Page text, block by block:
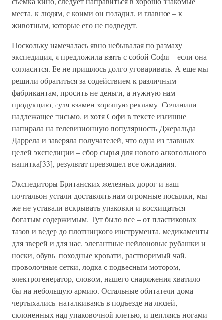
места, к людям, с коими он поладил, и главное – к
животным, которые его не подведут.
Поскольку намечалась явно небывалая по размаху
экспедиция, я предложила взять с собой Софи – если она
согласится. Ее не пришлось долго уговаривать. А еще мы
решили обратиться за содействием к различным
фабрикантам, просить не деньги, а нужную нам
продукцию, суля взамен хорошую рекламу. Сочинили
надлежащее письмо, и хотя Софи в тексте излишне
напирала на телевизионную популярность Джеральда
Даррела и заверяла получателей, что одна из главных
целей экспедиции – сбор сырья для нового алкогольного
напитка[33], результат превзошел все ожидания.
Экспедиторы Британских железных дорог и наш
почтальон устали доставлять нам огромные посылки, мы
же не уставали вскрывать упаковки и восхищаться
богатым содержимым. Тут было все – от пластиковых
тазов и ведер до плотницкого инструмента, медикаменты
для зверей и для нас, элегантные нейлоновые рубашки и
носки, обувь, походные кровати, растворимый чай,
проволочные сетки, лодка с подвесным мотором,
электрогенератор, словом, нашего снаряжения хватило
бы на небольшую армию. Остальные обитатели дома
чертыхались, наталкиваясь в подъезде на людей,
склоненных над упаковочной клетью, и цепляясь ногами